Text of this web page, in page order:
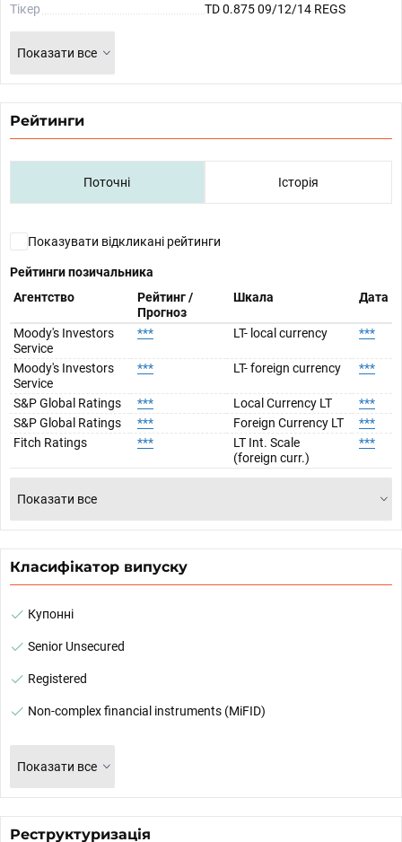
Тікер
TD 0.875 09/12/14 REGS
Показати все
Рейтинги
Поточні Історія
Показувати відкликані рейтинги
Рейтинги позичальника
Агентство
Рейтинг /
Прогноз
Шкала Дата
Moody's Investors
Service
*** LT- local currency ***
Moody's Investors
Service
*** LT- foreign currency ***
S&P Global Ratings *** Local Currency LT
***
S&P Global Ratings
*** Foreign Currency LT
***
Fitch Ratings
***
LT Int. Scale
(foreign curr.)
***
Показати все
Класифікатор випуску
Купонні
Senior Unsecured
Registered
Non-complex financial instruments (MiFID)
Показати все
Реструктуризація